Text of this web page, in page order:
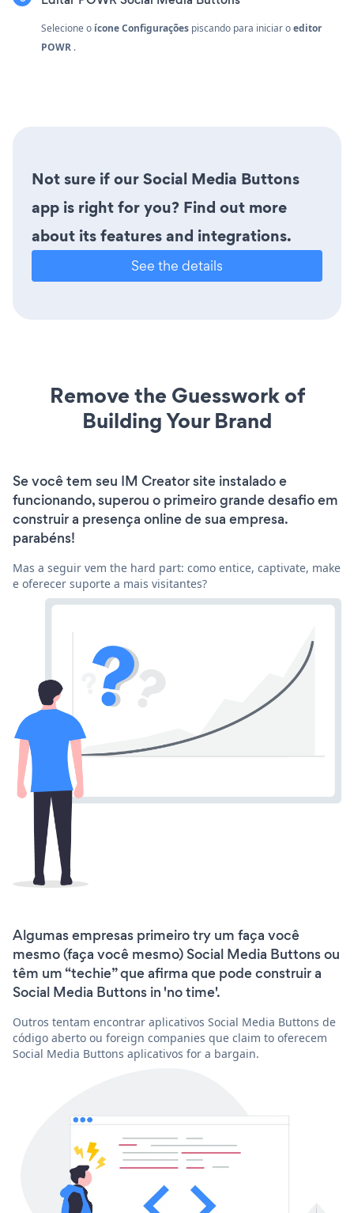
Selecione o ícone Configurações piscando para iniciar oeditor
POWR .
Not sure if our Social Media Buttons
app is right for you? Find out more
about its features and integrations.
See the details
Remove the Guesswork of
Building Your Brand
Se você tem seu IM Creator site instalado e
funcionando, superou o primeiro grande desafio em
construir a presença online de sua empresa.
parabéns!
Mas a seguir vem the hard part: como entice, captivate, make
e oferecer suporte a mais visitantes?
Algumas empresas primeiro try um faça você
mesmo (faça você mesmo) Social Media Buttons ou
têm um “techie” que afirma que pode construir a
Social Media Buttons in 'no time'.
Outros tentam encontrar aplicativos Social Media Buttons de
código aberto ou foreign companies que claim to oferecem
Social Media Buttons aplicativos for a bargain.